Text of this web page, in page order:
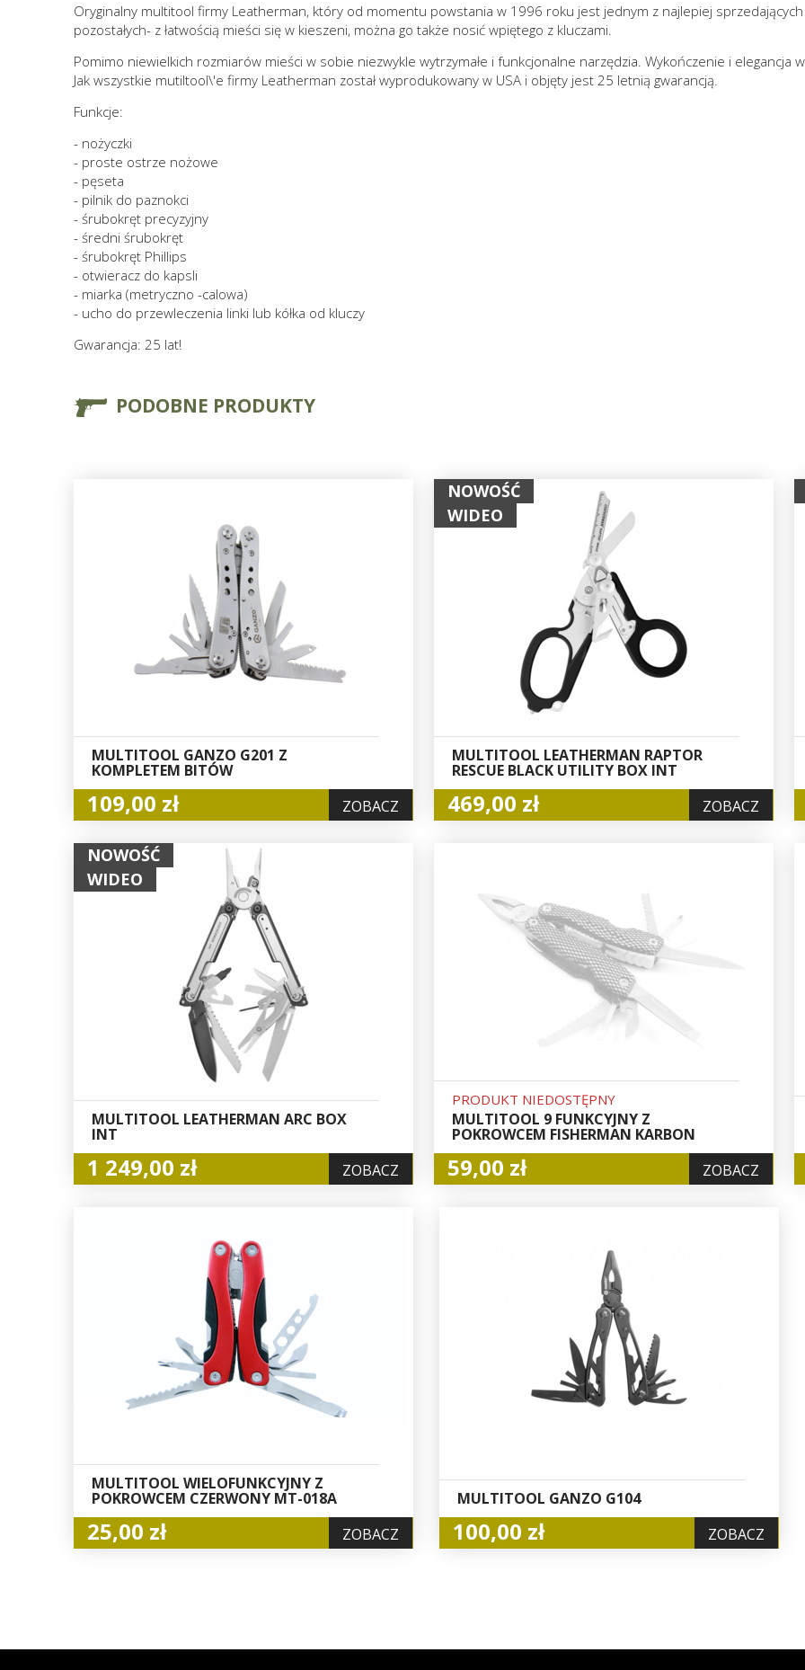
Oryginalny multitool firmy Leatherman, który od momentu powstania w 1996 roku jest jednym z najlepiej
pozostałych- z łatwością mieści się w kieszeni, można go także nosić wpiętego z kluczami.
Pomimo niewielkich rozmiarów mieści w sobie niezwykle wytrzymałe i funkcjonalne narzędzia. Wykończenie i elegancja
Jak wszystkie mutiltool\'e firmy Leatherman został wyprodukowany w USA i objęty jest 25 letnią gwarancją.
Funkcje:
- nożyczki
- proste ostrze nożowe
- pęseta
- pilnik do paznokci
- śrubokręt precyzyjny
- średni śrubokręt
- śrubokręt Phillips
- otwieracz do kapsli
- miarka (metryczno -calowa)
- ucho do przewleczenia linki lub kółka od kluczy
Gwarancja: 25 lat!
PODOBNE PRODUKTY
MULTITOOL GANZO G201 Z
KOMPLETEM BITÓW
109,00 zł ZOBACZ
NOWOŚĆ
WIDEO
MULTITOOL LEATHERMAN RAPTOR
RESCUE BLACK UTILITY BOX INT
469,00 zł ZOBACZ
NOWOŚĆ
WIDEO
MULTITOOL LEATHERMAN ARC BOX
INT
1 249,00 zł ZOBACZ
PRODUKT NIEDOSTĘPNY
MULTITOOL 9 FUNKCYJNY Z
POKROWCEM FISHERMAN KARBON
59,00 zł ZOBACZ
MULTITOOL WIELOFUNKCYJNY Z
POKROWCEM CZERWONY MT-018A
25,00 zł ZOBACZ
MULTITOOL GANZO G104
100,00 zł ZOBACZ